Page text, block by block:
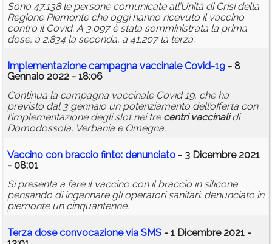
Sono 47.138 le persone comunicate all’Unità di Crisi della
Regione Piemonte che oggi hanno ricevuto il vaccino
contro il Covid. A 3.097 è stata somministrata la prima
dose, a 2.834 la seconda, a 41.207 la terza.
Implementazione campagna vaccinale Covid-19 - 8
Gennaio 2022 - 18:06
Continua la campagna vaccinale Covid 19, che ha
previsto dal 3 gennaio un potenziamento dell’offerta con
l’implementazione degli slot nei tre centri vaccinalidi
Domodossola, Verbania e Omegna.
Vaccino con braccio finto: denunciato - 3 Dicembre 2021
- 08:01
Si presenta a fare il vaccino con il braccio in silicone
pensando di ingannare gli operatori sanitari: denunciato in
piemonte un cinquantenne.
Terza dose convocazione via SMS - 1 Dicembre 2021 -